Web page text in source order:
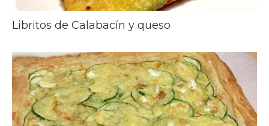
Libritos de Calabacín y queso